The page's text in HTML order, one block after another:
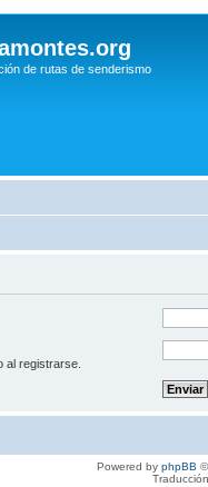
de rutas de senderismo
al registrarse.
Powered by phpBB